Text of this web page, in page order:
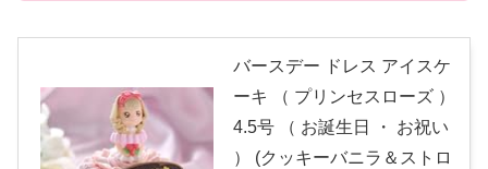
バースデー ドレス アイスケ
ーキ （ プリンセスローズ ）
4.5号 （ お誕生日 ・ お祝い
） (クッキーバニラ＆ストロ